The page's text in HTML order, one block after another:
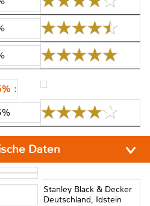
:
Daten
Stanley Black & Decker
Deutschland, Idstein